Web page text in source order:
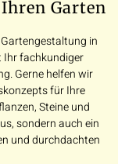
Garten
in
Ihr fachkundiger
Gerne helfen wir
für Ihre
Steine und
sondern auch ein
und durchdachten